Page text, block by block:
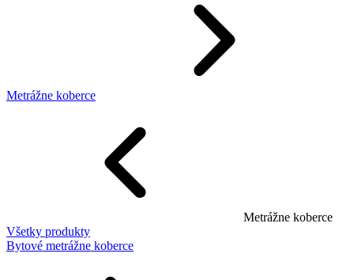
Metrážne koberce
Metrážne koberce
Všetky produkty
Bytové metrážne koberce